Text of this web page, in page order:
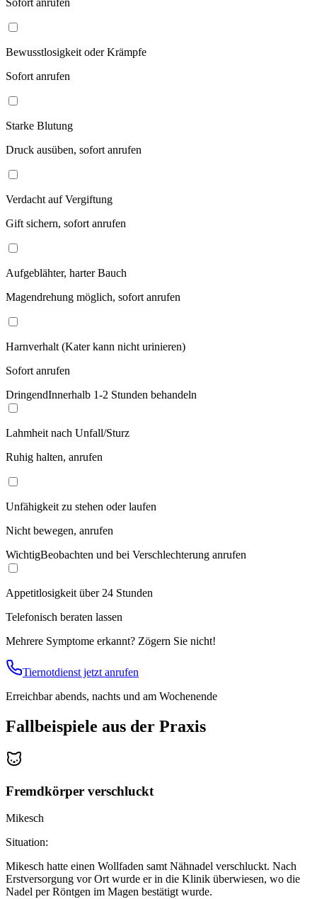
Sofort anrufen
Bewusstlosigkeit oder Krämpfe
Sofort anrufen
Starke Blutung
Druck ausüben, sofort anrufen
Verdacht auf Vergiftung
Gift sichern, sofort anrufen
Aufgeblähter, harter Bauch
Magendrehung möglich, sofort anrufen
Harnverhalt (Kater kann nicht urinieren)
Sofort anrufen
DringendInnerhalb 1-2 Stunden behandeln
Lahmheit nach Unfall/Sturz
Ruhig halten, anrufen
Unfähigkeit zu stehen oder laufen
Nicht bewegen, anrufen
WichtigBeobachten und bei Verschlechterung anrufen
Appetitlosigkeit über 24 Stunden
Telefonisch beraten lassen
Mehrere Symptome erkannt? Zögern Sie nicht!
Tiernotdienst jetzt anrufen
Erreichbar abends, nachts und am Wochenende
Fallbeispiele aus der Praxis
Fremdkörper verschluckt
Mikesch
Situation:
Mikesch hatte einen Wollfaden samt Nähnadel verschluckt. Nach
Erstversorgung vor Ort wurde er in die Klinik überwiesen, wo die
Nadel per Röntgen im Magen bestätigt wurde.